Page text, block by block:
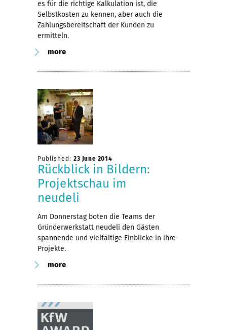
es für die richtige Kalkulation ist, die
Selbstkosten zu kennen, aber auch die
Zahlungsbereitschaft der Kunden zu
ermitteln.
more
Published: 23 June 2014
Rückblick in Bildern:
Projektschau im
neudeli
Am Donnerstag boten die Teams der
Gründerwerkstatt neudeli den Gästen
spannende und vielfältige Einblicke in ihre
Projekte.
more